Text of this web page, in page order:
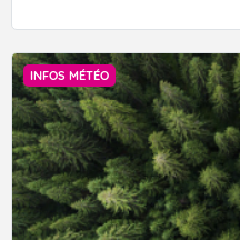
INFOS MÉTÉO